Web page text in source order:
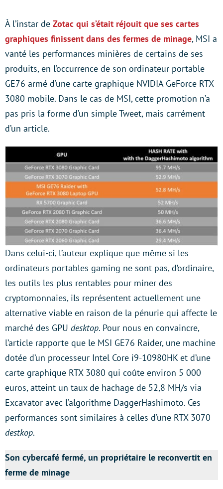
À l’instar de Zotac qui s’était réjouit que ses cartes
graphiques finissent dans des fermes de minage, MSI a
vanté les performances minières de certains de ses
produits, en l’occurrence de son ordinateur portable
GE76 armé d’une carte graphique NVIDIA GeForce RTX
3080 mobile. Dans le cas de MSI, cette promotion n’a
pas pris la forme d’un simple Tweet, mais carrément
d’un article.
Dans celui-ci, l’auteur explique que même si les
ordinateurs portables gaming ne sont pas, d’ordinaire,
les outils les plus rentables pour miner des
cryptomonnaies, ils représentent actuellement une
alternative viable en raison de la pénurie qui affecte le
marché des GPU desktop. Pour nous en convaincre,
l’article rapporte que le MSI GE76 Raider, une machine
dotée d’un processeur Intel Core i9-10980HK et d’une
carte graphique RTX 3080 qui coûte environ 5 000
euros, atteint un taux de hachage de 52,8 MH/s via
Excavator avec l’algorithme DaggerHashimoto. Ces
performances sont similaires à celles d’une RTX 3070
destkop.
Son cybercafé fermé, un propriétaire le reconvertit en
ferme de minage